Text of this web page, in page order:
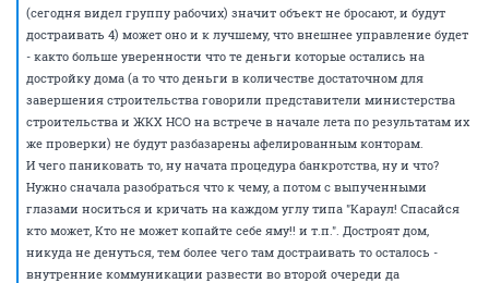
(сегодня видел группу рабочих) значит объект не бросают, и будут
достраивать 4) может оно и к лучшему, что внешнее управление будет
- както больше уверенности что те деньги которые остались на
достройку дома (а то что деньги в количестве достаточном для
завершения строительства говорили представители министерства
строительства и ЖКХ НСО на встрече в начале лета по результатам их
же проверки) не будут разбазарены афелированным конторам.
И чего паниковать то, ну начата процедура банкротства, ну и что?
Нужно сначала разобраться что к чему, а потом с выпученными
глазами носиться и кричать на каждом углу типа "Караул! Спасайся
кто может, Кто не может копайте себе яму!! и т.п.". Достроят дом,
никуда не денуться, тем более чего там достраивать то осталось -
внутренние коммуникации развести во второй очереди да